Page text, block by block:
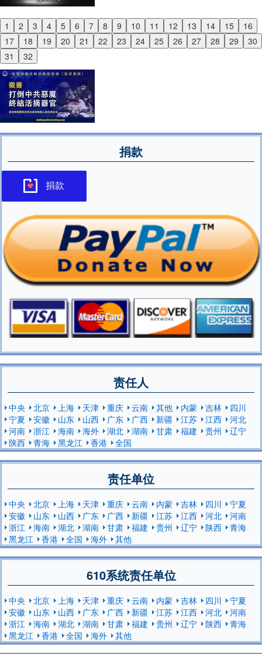
1 2 3 4 5 6 7 8 9 10 11 12 13 14 15
16
17
18 19 20 21 22 23 24 25 26 27 28 29
30
31
32
Previous
Next
捐款
捐款
责任人
中央 北京 上海 天津 重庆 云南 其他 内蒙 吉林
四川
宁夏
安徽 山东 山西 广东 广西 新疆 江苏 江西
河北
河南
浙江 海南 海外 湖北 湖南 甘肃 福建 贵州
辽宁
陕西
青海 黑龙江 香港 全国
责任单位
中央 北京 上海 天津 重庆 云南 内蒙 吉林 四川
宁夏
安徽
山东 山西 广东 广西 新疆 江苏 江西 河北
河南
浙江
海南 湖北 湖南 甘肃 福建 贵州 辽宁 陕西
青海
黑龙江
香港 全国 海外 其他
610系统责任单位
中央 北京 上海 天津 重庆 云南 内蒙 吉林 四川
宁夏
安徽
山东 山西 广东 广西 新疆 江苏 江西 河北
河南
浙江
海南 湖北 湖南 甘肃 福建 贵州 辽宁 陕西
青海
黑龙江
香港 全国 海外 其他